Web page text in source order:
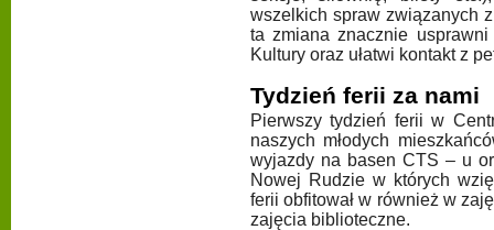
wszelkich spraw związanych
ta zmiana znacznie
Kultury oraz ułatwi kontakt z
Tydzień ferii za nami
Pierwszy tydzień ferii w
naszych młodych
wyjazdy na basen CTS – u
Nowej Rudzie w których
ferii obfitował w również w
zajęcia biblioteczne.